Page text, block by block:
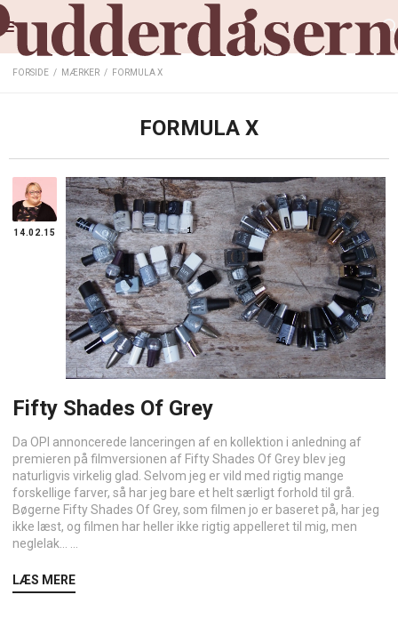
FORSIDE / MÆRKER / FORMULA X
FORMULA X
14.02.15
Fifty Shades Of Grey
Da OPI annoncerede lanceringen af en kollektion i anledning af
premieren på filmversionen af Fifty Shades Of Grey blev jeg
naturligvis virkelig glad. Selvom jeg er vild med rigtig mange
forskellige farver, så har jeg bare et helt særligt forhold til grå.
Bøgerne Fifty Shades Of Grey, som filmen jo er baseret på, har jeg
ikke læst, og filmen har heller ikke rigtig appelleret til mig, men
neglelak… ...
LÆS MERE